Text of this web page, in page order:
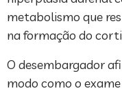
metabolismo que
na formação do
O desembargador
modo como o